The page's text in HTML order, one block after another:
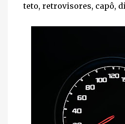
teto, retrovisores, capô,